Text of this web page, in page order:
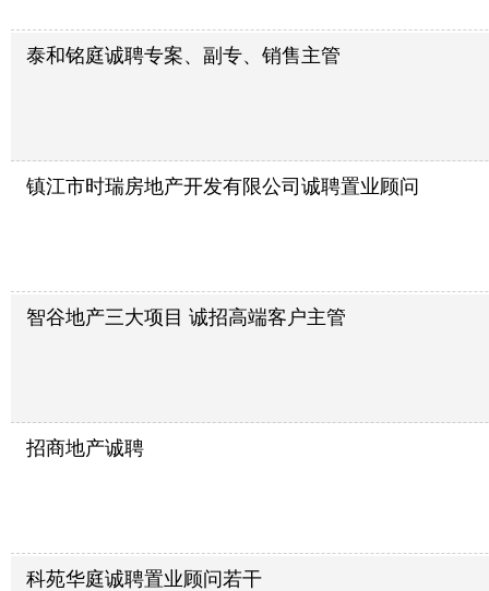
泰和铭庭诚聘专案、副专、销售主管
镇江市时瑞房地产开发有限公司诚聘置业顾问
智谷地产三大项目 诚招高端客户主管
招商地产诚聘
科苑华庭诚聘置业顾问若干